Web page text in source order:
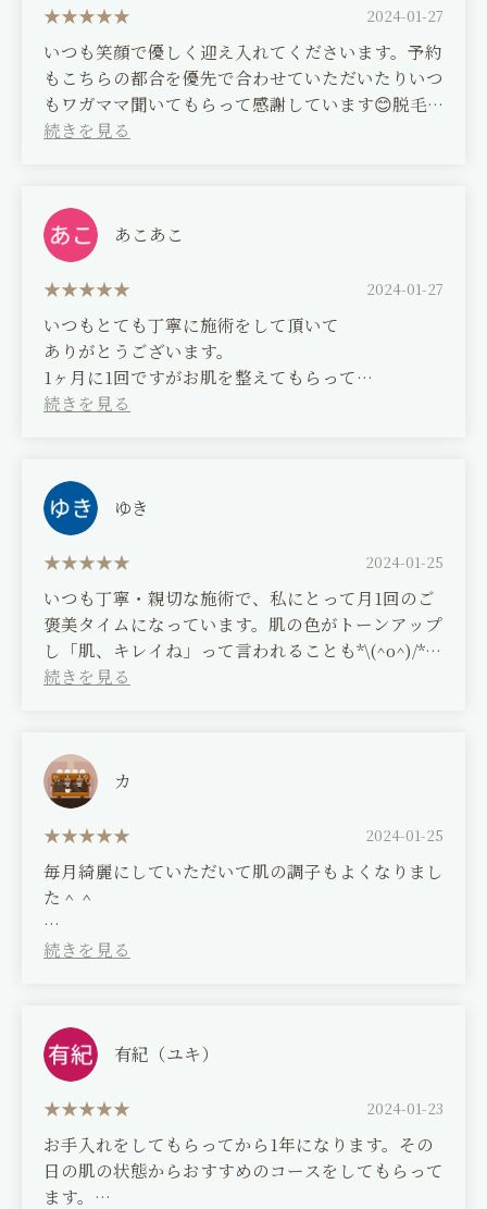
always feels soft and smooth after each
treatment. I will continue to come here in the
future. Thank you for your continued care.
2024-01-27
いつも笑顔で優しく迎え入れてくださいます。予約
もこちらの都合を優先で合わせていただいたりいつ
もワガママ聞いてもらって感謝しています😊脱毛
で利用させてもらってますが他のメニューもしてみ
(Translated by Google)
They always greet me with a smile and
kindness. I'm grateful that they always
prioritize my schedule when making
reservations and always accommodate my
requests. I use their services for hair removal,
but I'd like to try their other menus too!
あこあこ
2024-01-27
いつもとても丁寧に施術をして頂いて
ありがとうございます。
1ヶ月に1回ですがお肌を整えてもらって
今日は久しぶりに下で肩も揉んで頂き癒されてきま
いします。
(Translated by Google)
Always perform the surgery very carefully.
thank you.
Once a month, I have my skin conditioned.
Today, I had my shoulders massaged for the
first time in a while, and it was soothing. After
getting a beauty treatment, my skin feels better
ゆき
2024-01-25
いつも丁寧・親切な施術で、私にとって月1回のご
褒美タイムになっています。肌の色がトーンアップ
し「肌、キレイね」って言われることも*\(^o^)/*
脱毛も相談しながら施術して頂き満足しています。
(Translated by Google)
The treatment is always thorough and kind, and
it's become a monthly treat for me. My skin
tone has brightened, and I often get
compliments like, "Your skin is so beautiful!" *\
(^o^)/*
I'm very satisfied with the hair removal
treatment, which I also consulted with them
about.
カ
2024-01-25
毎月綺麗にしていただいて肌の調子もよくなりまし
た＾＾
(Translated by Google)
有紀（ユキ）
2024-01-23
お手入れをしてもらってから1年になります。その
日の肌の状態からおすすめのコースをしてもらって
ます。